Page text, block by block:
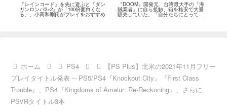
『レインコード』を先に遊ぶと『ダン
ガンロンパ2×2』が「100倍面白くな
る」。小高和剛氏がプレイをおすすめ
『DOOM』開発元、台湾最大手の「海
賊業者」に自ら接触、箱を格安で大量
販売していた。「自分たちにとっては
流通だった」
ホーム PS4
【PS Plus】北米の2021年11月フリー
プレイタイトル発表 ─ PS5/PS4『Knockout City』『First Class
Trouble』、PS4『Kingdoms of Amalur: Re-Reckoning』、さらに
PSVRタイトル3本